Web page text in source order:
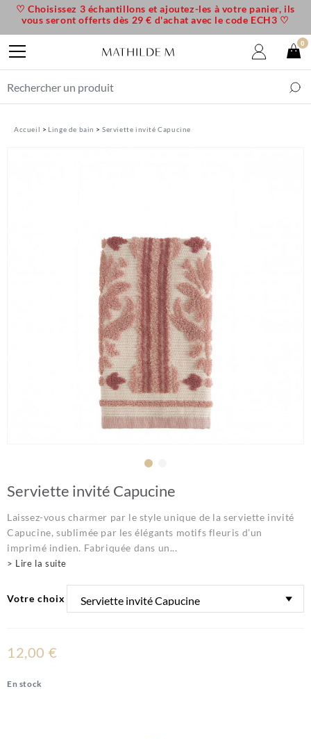
Accueil Linge de bain Serviette invité Capucine
Serviette invité Capucine
Laissez-vous charmer par le style unique de la serviette invité
Capucine, sublimée par les élégants motifs fleuris d'un
imprimé indien. Fabriquée dans un...
> Lire la suite
Votre choix
12,00 €
En stock
♡ Choisissez 3 échantillons et ajoutez-les à votre panier, ils
vous seront offerts dès 29 € d'achat avec le code ECH3 ♡
0